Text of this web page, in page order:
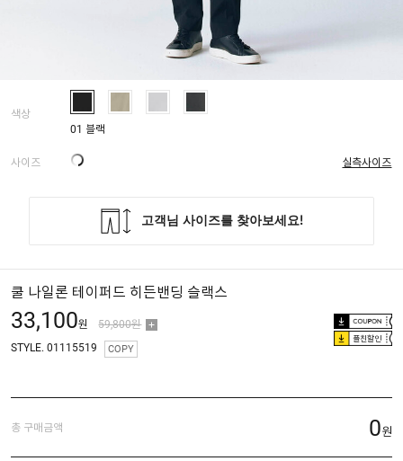
색상
01 블랙
사이즈 실측사이즈
쿨 나일론 테이퍼드 히든밴딩 슬랙스
33,100원 59,800원
플친할인
STYLE. 01115519 COPY
총 구매금액 0원